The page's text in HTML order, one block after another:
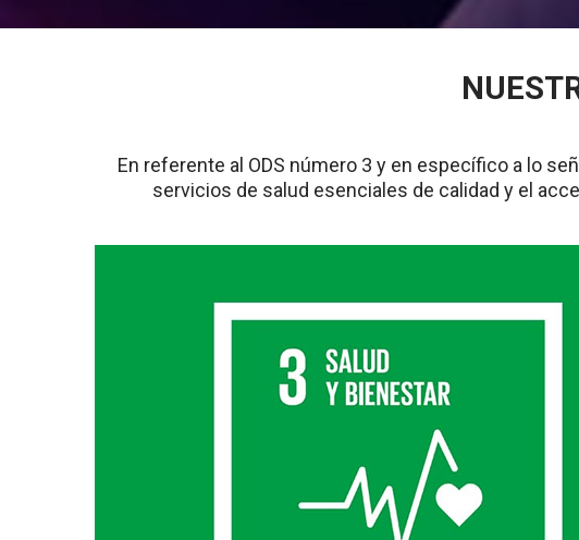
En referente al ODS número 3 y en específico a lo
servicios de salud esenciales de calidad y el